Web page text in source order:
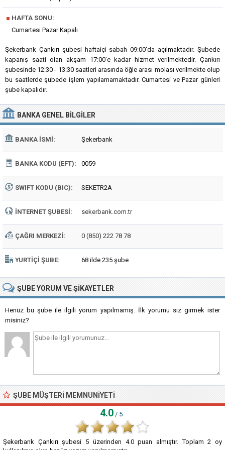
■ HAFTA SONU:
Cumartesi Pazar Kapalı
Şekerbank Çankırı şubesi haftaiçi sabah 09:00'da açılmaktadır. Şubede
kapanış saati olan akşam 17:00'e kadar hizmet verilmektedir. Çankırı
şubesinde 12:30 - 13:30 saatleri arasında öğle arası molası verilmekte olup
bu saatlerde şubede işlem yapılamamaktadır. Cumartesi ve Pazar günleri
şube kapalıdır.
BANKA GENEL BILGILER
BANKA İSMI: Şekerbank
BANKA KODU (EFT): 0059
SWIFT KODU (BIC): SEKETR2A
İNTERNET ŞUBESI: sekerbank.com.tr
ÇAĞRI MERKEZI: 0 (850) 222 78 78
YURTIÇI ŞUBE: 68 ilde 235 şube
ŞUBEYORUM VE ŞIKAYETLER
Henüz bu şube ile ilgili yorum yapılmamış. İlk yorumu siz girmek ister
misiniz?
ŞUBE MÜŞTERI MEMNUNIYETI
4.0 / 5
Şekerbank Çankırı şubesi 5 üzerinden 4.0puan almıştır. Toplam2 oy